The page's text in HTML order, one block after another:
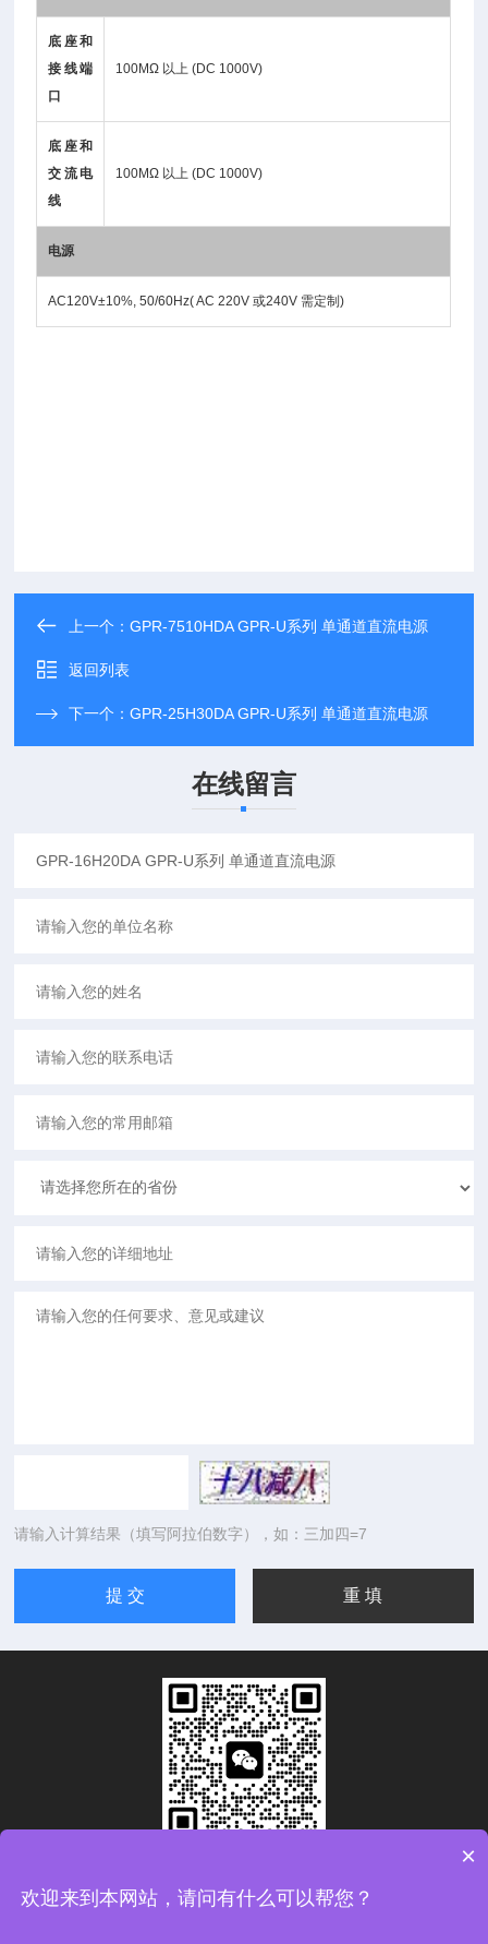
×
欢迎来到本网站，请问有什么可以帮您？
底座和
接线端
口
100MΩ 以上 (DC 1000V)
底座和
交流电
线
100MΩ 以上 (DC 1000V)
电源
AC120V±10%, 50/60Hz( AC 220V 或240V 需定制)
上一个：GPR-7510HDA GPR-U系列 单通道直流电源
返回列表
下一个：GPR-25H30DA GPR-U系列 单通道直流电源
在线留言
请输入计算结果（填写阿拉伯数字），如：三加四=7